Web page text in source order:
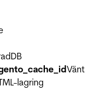
lagring